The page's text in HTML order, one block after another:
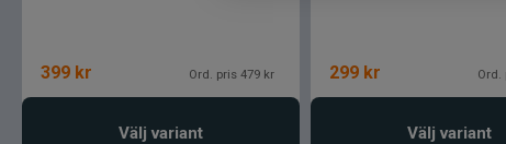
399 kr Ord. pris 479 kr
Välj variant
299 kr Ord.
Välj variant